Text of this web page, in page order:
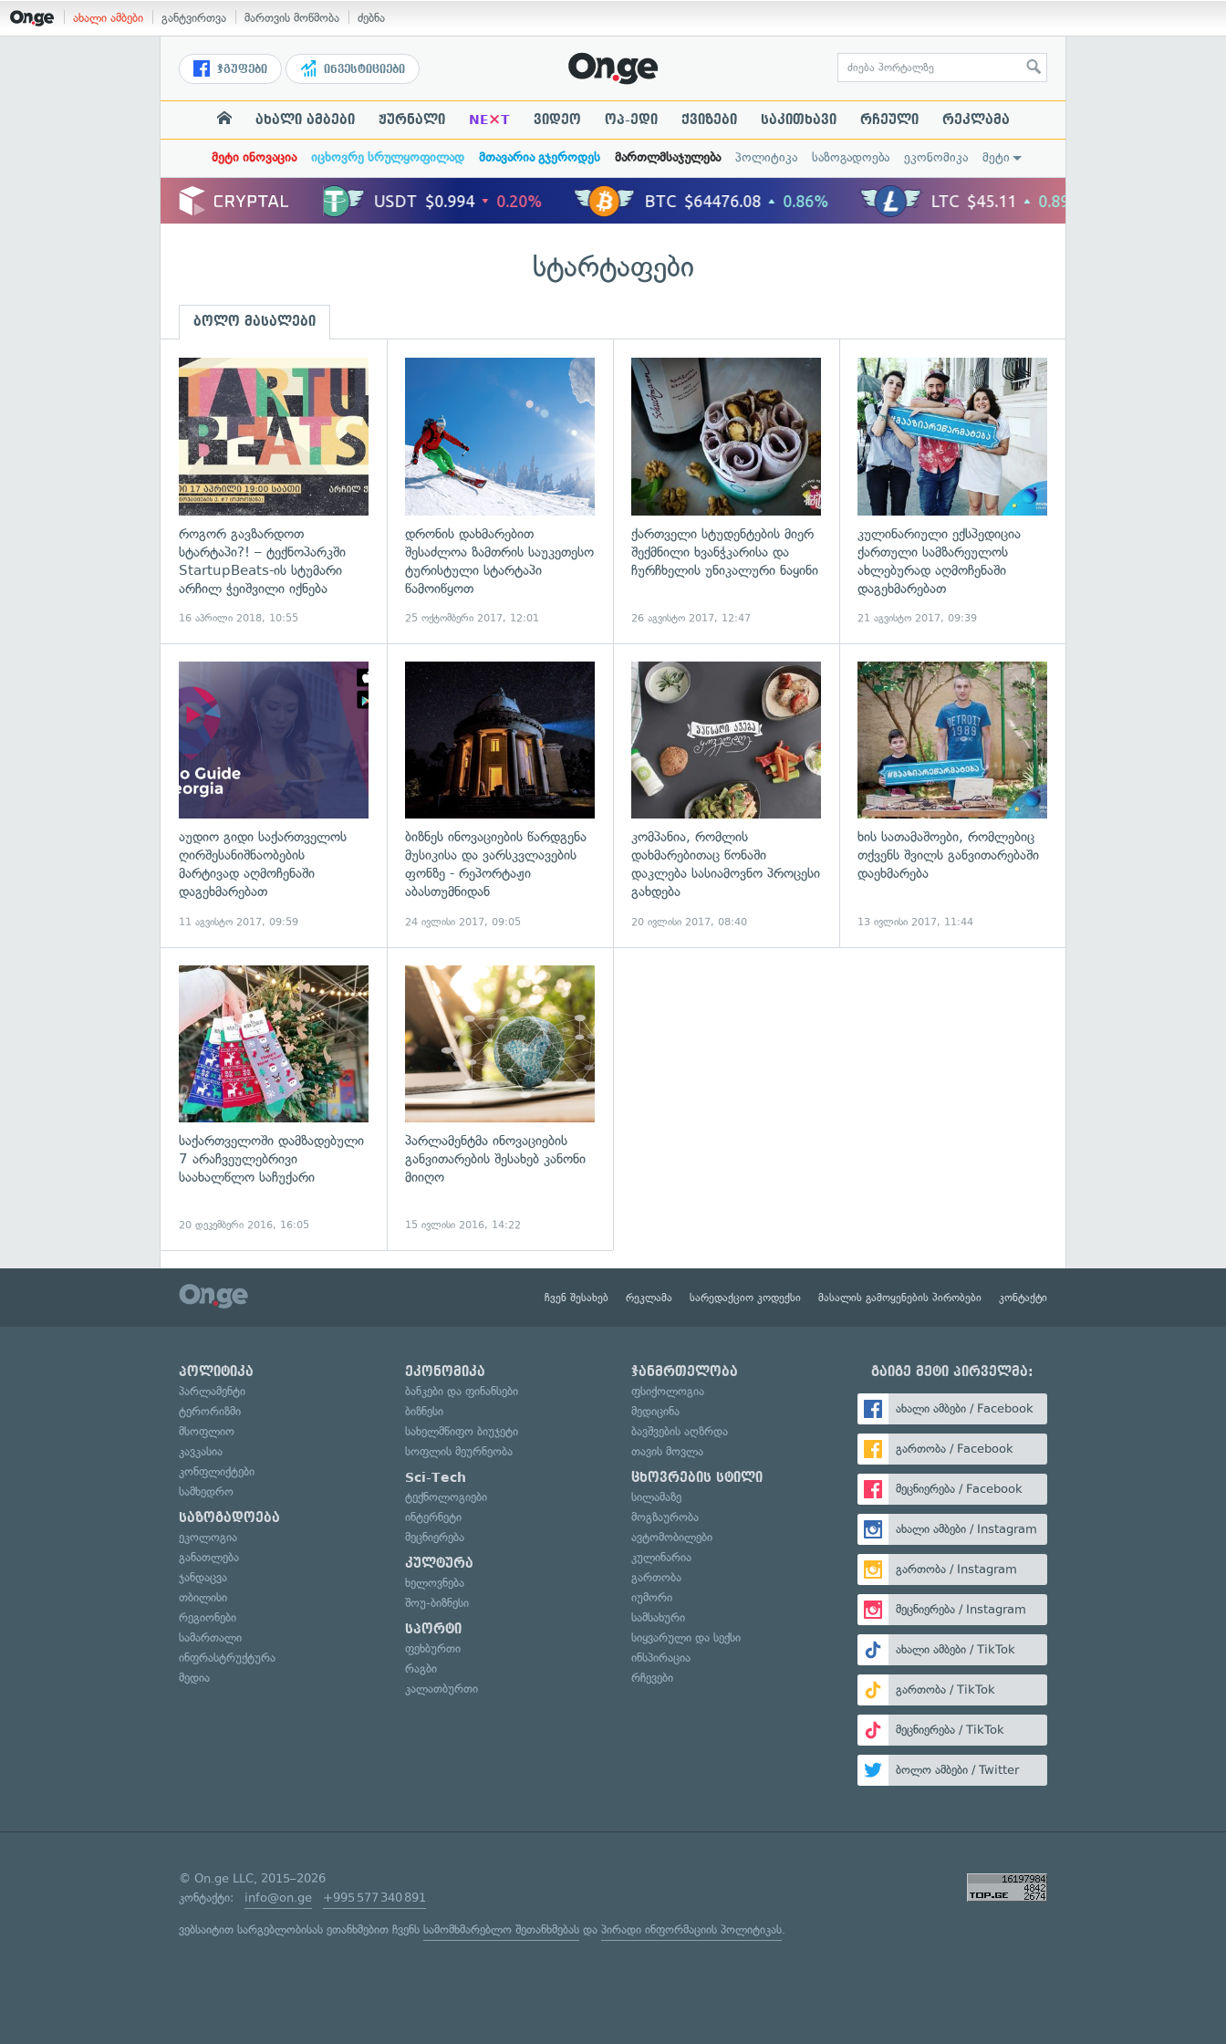
ახალი ამბები განტვირთვა მართვის მოწმობა ძებნა
ჯგუფები ინვესტიციები
ახალი ამბები ჟურნალი NE×T ვიდეო ოპ-ედი ქვიზები საკითხავი რჩეული რეკლამა
მეტი ინოვაცია იცხოვრე სრულყოფილად მთავარია გჯეროდეს მართლმსაჯულება პოლიტიკა საზოგადოება ეკონომიკა მეტი
სტარტაფები
ბოლო მასალები
როგორ გავზარდოთ
სტარტაპი?! – ტექნოპარკში
StartupBeats-ის სტუმარი
არჩილ ჭეიშვილი იქნება
16 აპრილი 2018, 10:55
დრონის დახმარებით
შესაძლოა ზამთრის საუკეთესო
ტურისტული სტარტაპი
წამოიწყოთ
25 ოქტომბერი 2017, 12:01
გადახედვა
ქართველი სტუდენტების მიერ
შექმნილი ხვანჭკარისა და
ჩურჩხელის უნიკალური ნაყინი
26 აგვისტო 2017, 12:47
კულინარიული ექსპედიცია
ქართული სამზარეულოს
ახლებურად აღმოჩენაში
დაგეხმარებათ
21 აგვისტო 2017, 09:39
გადახედვა
აუდიო გიდი საქართველოს
ღირშესანიშნაობების
მარტივად აღმოჩენაში
დაგეხმარებათ
11 აგვისტო 2017, 09:59
ბიზნეს ინოვაციების წარდგენა
მუსიკისა და ვარსკვლავების
ფონზე - რეპორტაჟი
აბასთუმნიდან
24 ივლისი 2017, 09:05
კომპანია, რომლის
დახმარებითაც წონაში
დაკლება სასიამოვნო პროცესი
გახდება
20 ივლისი 2017, 08:40
ხის სათამაშოები, რომლებიც
თქვენს შვილს განვითარებაში
დაეხმარება
13 ივლისი 2017, 11:44
გადახედვა
საქართველოში დამზადებული
7 არაჩვეულებრივი
საახალწლო საჩუქარი
20 დეკემბერი 2016, 16:05
პარლამენტმა ინოვაციების
განვითარების შესახებ კანონი
მიიღო
15 ივლისი 2016, 14:22
ჩვენ შესახებ რეკლამა სარედაქციო კოდექსი მასალის გამოყენების პირობები კონტაქტი
პოლიტიკა
პარლამენტი
ტერორიზმი
მსოფლიო
კავკასია
კონფლიქტები
სამხედრო
საზოგადოება
ეკოლოგია
განათლება
ჯანდაცვა
თბილისი
რეგიონები
სამართალი
ინფრასტრუქტურა
მედია
ეკონომიკა
ბანკები და ფინანსები
ბიზნესი
სახელმწიფო ბიუჯეტი
სოფლის მეურნეობა
Sci-Tech
ტექნოლოგიები
ინტერნეტი
მეცნიერება
კულტურა
ხელოვნება
შოუ-ბიზნესი
სპორტი
ფეხბურთი
რაგბი
კალათბურთი
ჯანმრთელობა
ფსიქოლოგია
მედიცინა
ბავშვების აღზრდა
თავის მოვლა
ცხოვრების სტილი
სილამაზე
მოგზაურობა
ავტომობილები
კულინარია
გართობა
იუმორი
სამსახური
სიყვარული და სექსი
ინსპირაცია
რჩევები
გაიგე მეტი პირველმა:
ახალი ამბები / Facebook
გართობა / Facebook
მეცნიერება / Facebook
ახალი ამბები / Instagram
გართობა / Instagram
მეცნიერება / Instagram
ახალი ამბები / TikTok
გართობა / TikTok
მეცნიერება / TikTok
ბოლო ამბები / Twitter
© On.ge LLC, 2015–2026
კონტაქტი: info@on.ge +995 577 340 891
ვებსაიტით სარგებლობისას ეთანხმებით ჩვენს სამომხმარებლო შეთანხმებას და პირადი ინფორმაციის პოლიტიკას.